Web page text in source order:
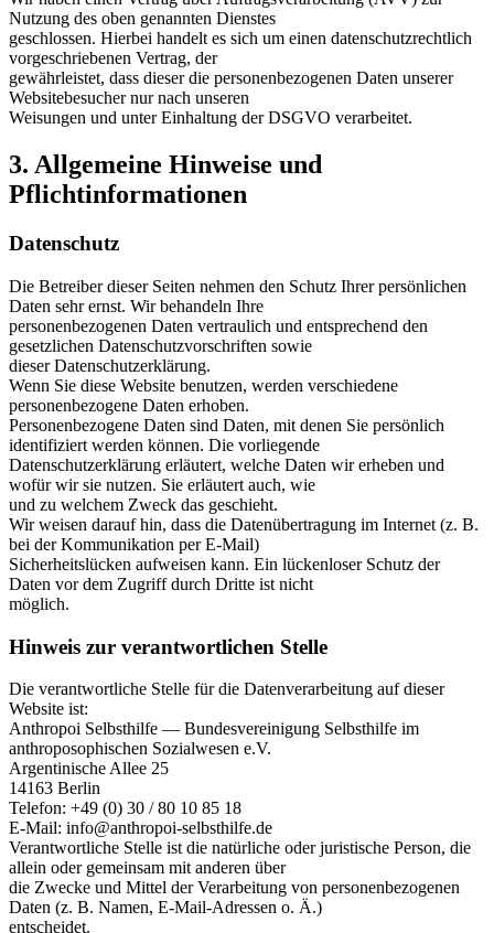
Nutzung des oben genannten Dienstes
geschlossen. Hierbei handelt es sich um einen datenschutzrechtlich
vorgeschriebenen Vertrag, der
gewährleistet, dass dieser die personenbezogenen Daten unserer
Websitebesucher nur nach unseren
Weisungen und unter Einhaltung der DSGVO verarbeitet.
3. Allgemeine Hinweise und
Pflichtinformationen
Datenschutz
Die Betreiber dieser Seiten nehmen den Schutz Ihrer persönlichen
Daten sehr ernst. Wir behandeln Ihre
personenbezogenen Daten vertraulich und entsprechend den
gesetzlichen Datenschutzvorschriften sowie
dieser Datenschutzerklärung.
Wenn Sie diese Website benutzen, werden verschiedene
personenbezogene Daten erhoben.
Personenbezogene Daten sind Daten, mit denen Sie persönlich
identifiziert werden können. Die vorliegende
Datenschutzerklärung erläutert, welche Daten wir erheben und
wofür wir sie nutzen. Sie erläutert auch, wie
und zu welchem Zweck das geschieht.
Wir weisen darauf hin, dass die Datenübertragung im Internet (z. B.
bei der Kommunikation per E-Mail)
Sicherheitslücken aufweisen kann. Ein lückenloser Schutz der
Daten vor dem Zugriff durch Dritte ist nicht
möglich.
Hinweis zur verantwortlichen Stelle
Die verantwortliche Stelle für die Datenverarbeitung auf dieser
Website ist:
Anthropoi Selbsthilfe — Bundesvereinigung Selbsthilfe im
anthroposophischen Sozialwesen e.V.
Argentinische Allee 25
14163 Berlin
Telefon: +49 (0) 30 / 80 10 85 18
E-Mail: info@anthropoi-selbsthilfe.de
Verantwortliche Stelle ist die natürliche oder juristische Person, die
allein oder gemeinsam mit anderen über
die Zwecke und Mittel der Verarbeitung von personenbezogenen
Daten (z. B. Namen, E-Mail-Adressen o. Ä.)
entscheidet.